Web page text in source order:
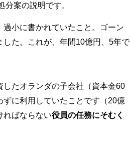
案の説明です。
小に書かれていたこと。ゴーン
た。これが、年間10億円、5年で
たオランダの子会社（資本金60
に利用していたことです（20億
ればならない役員の任務にそむく